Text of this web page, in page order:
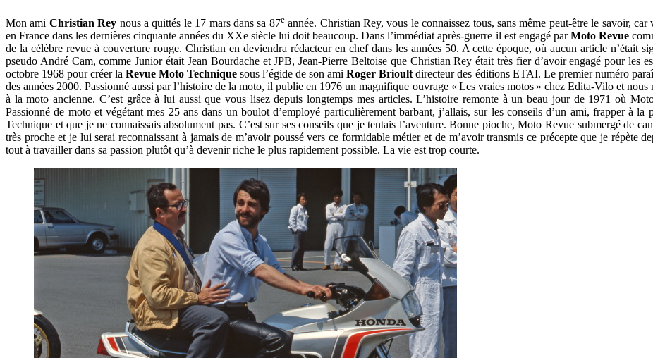
Mon ami Christian Rey nous a quittés le 17 mars dans sa 87eannée. Christian Rey, vous le connaissez tous, sans même peut-être le savoir,
en France dans les dernières cinquante années du XXe siècle lui doit beaucoup. Dans l’immédiat après-guerre il est engagé parMoto Revue
de la célèbre revue à couverture rouge. Christian en deviendra rédacteur en chef dans les années 50. A cette époque, où aucun article n’était
pseudo André Cam, comme Junior était Jean Bourdache et JPB, Jean-Pierre Beltoise que Christian Rey était très fier d’avoir engagé pour les
octobre 1968 pour créer laRevue Moto Techniquesous l’égide de son ami Roger Brioult directeur des éditions ETAI. Le premier numéro
des années 2000. Passionné aussi par l’histoire de la moto, il publie en 1976 un magnifique ouvrage « Les vraies motos » chez Edita-Vilo et
à la moto ancienne. C’est grâce à lui aussi que vous lisez depuis longtemps mes articles. L’histoire remonte à un beau jour de 1971 où
Passionné de moto et végétant mes 25 ans dans un boulot d’employé particulièrement barbant, j’allais, sur les conseils d’un ami, frapper à
Technique et que je ne connaissais absolument pas. C’est sur ses conseils que je tentais l’aventure. Bonne pioche, Moto Revue submergé de
très proche et je lui serai reconnaissant à jamais de m’avoir poussé vers ce formidable métier et de m’avoir transmis ce précepte que je répète
tout à travailler dans sa passion plutôt qu’à devenir riche le plus rapidement possible. La vie est trop courte.